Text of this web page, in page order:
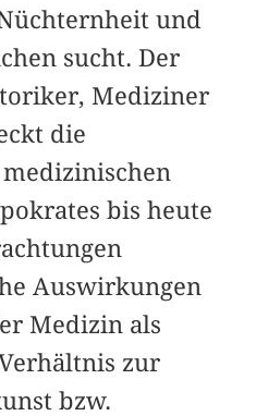
und
sucht. Der
Mediziner
die
bis heute
Auswirkungen
Medizin als
zur
bzw.